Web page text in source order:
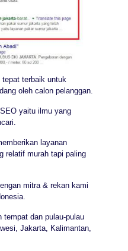
terbaik untuk
oleh calon pelanggan.
yaitu ilmu yang
layanan
relatif murah tapi paling
mitra & rekan kami
tempat dan pulau-pulau
Jakarta, Kalimantan,